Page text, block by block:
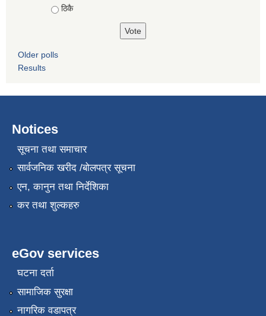
ठिकै
Older polls
Results
Notices
सूचना तथा समाचार
सार्वजनिक खरीद /बोलपत्र सूचना
एन, कानुन तथा निर्देशिका
कर तथा शुल्कहरु
eGov services
घटना दर्ता
सामाजिक सुरक्षा
नागरिक वडापत्र